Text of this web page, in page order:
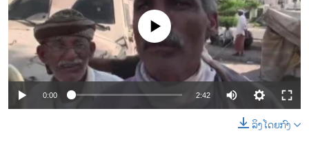
ຊີວິດຊາວລາວ
ຊຸມຊົນຊາວລາວ
ວິທະຍາສາດ-ເທັກໂນໂລຈີ
ທຸລະກິດ
ພາສາອັງກິດ
No media source currently available
0:00 2:42
ລິງໂດຍກົງ